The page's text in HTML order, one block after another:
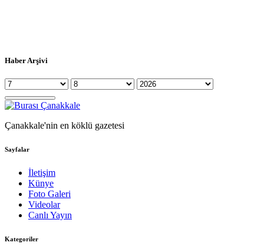
Haber Arşivi
Çanakkale'nin en köklü gazetesi
Sayfalar
İletişim
Künye
Foto Galeri
Videolar
Canlı Yayın
Kategoriler